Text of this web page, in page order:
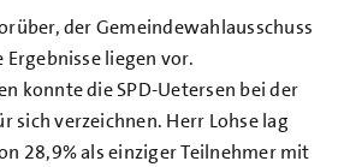
der Gemeindewahlausschuss
liegen vor.
konnte die SPD-Uetersen bei der
sich verzeichnen. Herr Lohse lag
28,9% als einziger Teilnehmer mit